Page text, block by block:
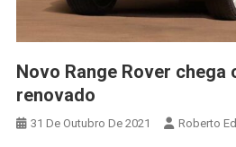
Novo Range Rover chega
renovado
31 De Outubro De 2021 Roberto